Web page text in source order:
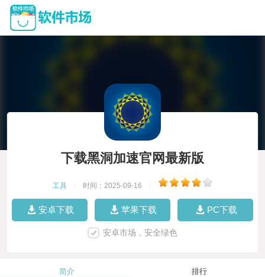
下载黑洞加速官网最新版
工具 时间：2025-09-16
安卓下载 苹果下载 PC下载
安卓市场，安全绿色
简介 排行